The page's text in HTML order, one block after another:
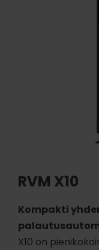
RVM X10
Kompakti
X10 on